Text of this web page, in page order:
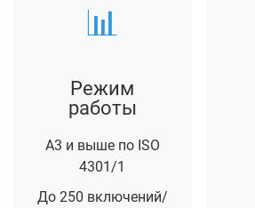
📊
Режим
работы
А3 и выше по ISO
4301/1
До 250 включений/